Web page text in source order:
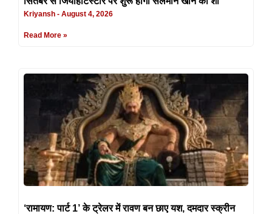
Kriyansh August 4, 2026
Read More »
‘रामायण: पार्ट 1’ के ट्रेलर में रावण बन छाए यश, दमदार स्क्रीन